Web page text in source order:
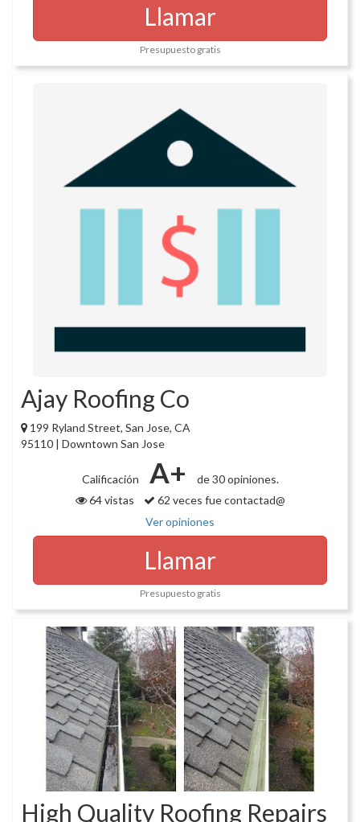
Llamar
Presupuesto gratis
Ajay Roofing Co
199 Ryland Street, San Jose, CA
95110 | Downtown San Jose
Calificación A+
de 30 opiniones.
64 vistas
62 veces fue contactad@
Ver opiniones
Llamar
Presupuesto gratis
High Quality Roofing Repairs